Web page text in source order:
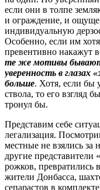
если они в толпе
и ограждение, и
индивидуальную
Особенно, если им
превентивно накажут
те же мотивы бывают
уверенность в
больше. Хотя, если бы
ствола, то его взгляд
тронул бы.
Представим себе
легализация.
местные не взялись за
другие представители
рожков, превратились
жители Донбасса,
сепарастов в